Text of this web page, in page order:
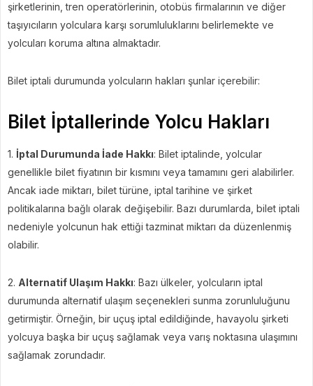
şirketlerinin, tren operatörlerinin, otobüs firmalarının ve diğer
taşıyıcıların yolculara karşı sorumluluklarını belirlemekte ve
yolcuları koruma altına almaktadır.
Bilet iptali durumunda yolcuların hakları şunlar içerebilir:
Bilet İptallerinde Yolcu Hakları
1. İptal Durumunda İade Hakkı: Bilet iptalinde, yolcular
genellikle bilet fiyatının bir kısmını veya tamamını geri alabilirler.
Ancak iade miktarı, bilet türüne, iptal tarihine ve şirket
politikalarına bağlı olarak değişebilir. Bazı durumlarda, bilet iptali
nedeniyle yolcunun hak ettiği tazminat miktarı da düzenlenmiş
olabilir.
2. Alternatif Ulaşım Hakkı: Bazı ülkeler, yolcuların iptal
durumunda alternatif ulaşım seçenekleri sunma zorunluluğunu
getirmiştir. Örneğin, bir uçuş iptal edildiğinde, havayolu şirketi
yolcuya başka bir uçuş sağlamak veya varış noktasına ulaşımını
sağlamak zorundadır.